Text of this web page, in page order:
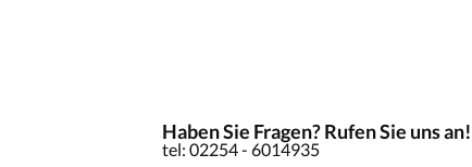
Haben Sie Fragen? Rufen Sie uns an!
tel: 02254 - 6014935